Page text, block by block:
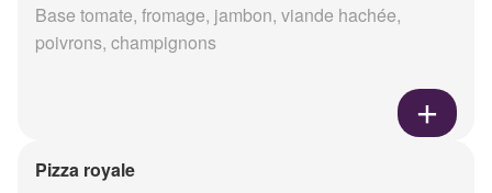
Base tomate, fromage, jambon, viande hachée,
poivrons, champignons
Pizza royale